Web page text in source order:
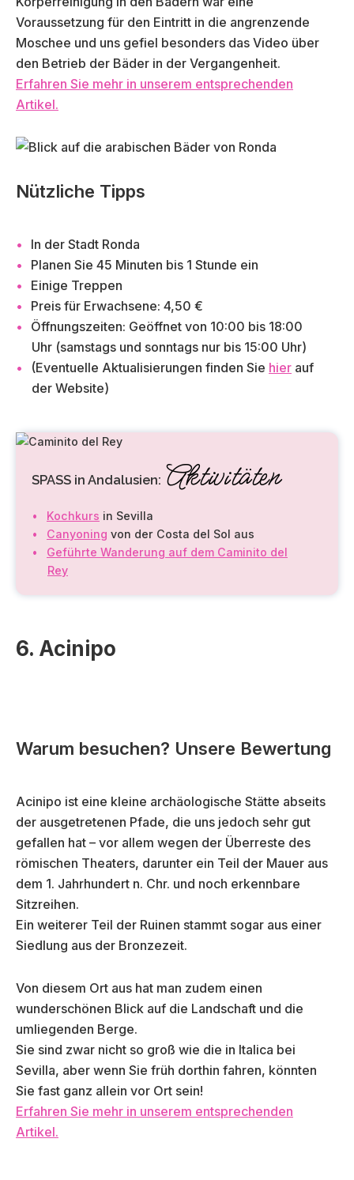
Voraussetzung für den Eintritt in die angrenzende
Moschee und uns gefiel besonders das Video über
den Betrieb der Bäder in der Vergangenheit.
Erfahren Sie mehr in unserem entsprechenden
Artikel.
Nützliche Tipps
In der Stadt Ronda
Planen Sie 45 Minuten bis 1 Stunde ein
Einige Treppen
Preis für Erwachsene: 4,50 €
Öffnungszeiten: Geöffnet von 10:00 bis 18:00
Uhr (samstags und sonntags nur bis 15:00 Uhr)
(Eventuelle Aktualisierungen finden Sie hier auf
der Website)
SPASS in Andalusien: Aktivitäten
Kochkurs in Sevilla
Canyoning von der Costa del Sol aus
Geführte Wanderung auf dem Caminito del
Rey
6. Acinipo
Warum besuchen? Unsere Bewertung
Acinipo ist eine kleine archäologische Stätte abseits
der ausgetretenen Pfade, die uns jedoch sehr gut
gefallen hat – vor allem wegen der Überreste des
römischen Theaters, darunter ein Teil der Mauer aus
dem 1. Jahrhundert n. Chr. und noch erkennbare
Sitzreihen.
Ein weiterer Teil der Ruinen stammt sogar aus einer
Siedlung aus der Bronzezeit.
Von diesem Ort aus hat man zudem einen
wunderschönen Blick auf die Landschaft und die
umliegenden Berge.
Sie sind zwar nicht so groß wie die in Italica bei
Sevilla, aber wenn Sie früh dorthin fahren, könnten
Sie fast ganz allein vor Ort sein!
Erfahren Sie mehr in unserem entsprechenden
Artikel.